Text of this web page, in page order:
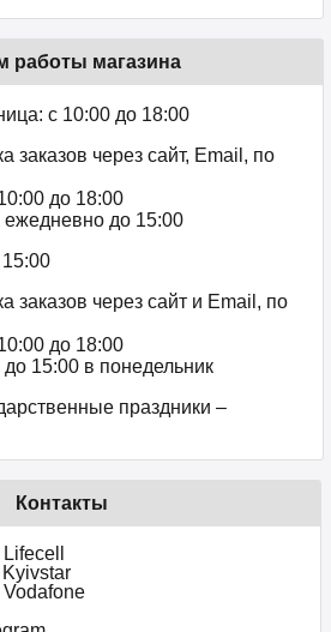
работы магазина
с 10:00 до 18:00
заказов через сайт, Email, по
до 18:00
ежедневно до 15:00
заказов через сайт и Email, по
до 18:00
до 15:00 в понедельник
праздники –
Контакты